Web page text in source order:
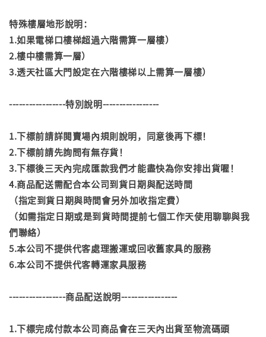
特殊樓層地形說明：
1.如果電梯口樓梯超過六階需算一層樓）
2.樓中樓需算一層）
3.透天社區大門設定在六階樓梯以上需算一層樓）
-----------------特別說明-----------------
1.下標前請詳閱賣場內規則說明，同意後再下標！
2.下標前請先詢問有無存貨！
3.下標後三天內完成匯款我們才能盡快為你安排出貨喔！
4.商品配送需配合本公司到貨日期與配送時間
（指定到貨日期與時間會另外加收指定費）
（如需指定日期或是到貨時間提前七個工作天使用聊聊與我
們聯絡）
5.本公司不提供代客處理搬運或回收舊家具的服務
6.本公司不提供代客轉運家具服務
-----------------商品配送說明-----------------
1.下標完成付款本公司商品會在三天內出貨至物流碼頭